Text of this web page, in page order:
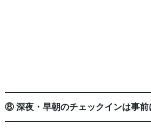
⑧ 深夜・早朝のチェックインは事前